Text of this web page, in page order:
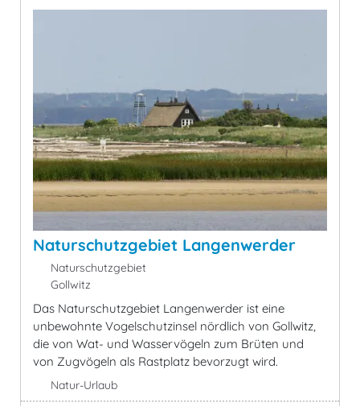
Naturschutzgebiet Langenwerder
Naturschutzgebiet
Gollwitz
Das Naturschutzgebiet Langenwerder ist eine
unbewohnte Vogelschutzinsel nördlich von Gollwitz,
die von Wat- und Wasservögeln zum Brüten und
von Zugvögeln als Rastplatz bevorzugt wird.
Natur-Urlaub